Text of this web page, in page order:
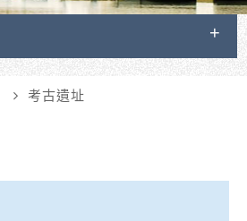
考古遺址